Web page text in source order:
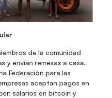
de la comunidad
y envían remesas a casa.
Federación para las
aceptan pagos en
salarios en bitcoin y